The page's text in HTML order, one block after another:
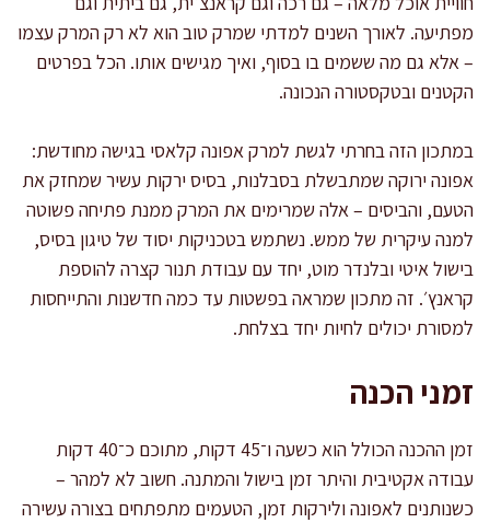
מפתיעה. לאורך השנים למדתי שמרק טוב הוא לא רק המרק עצמו
– אלא גם מה ששמים בו בסוף, ואיך מגישים אותו. הכל בפרטים
הקטנים ובטקסטורה הנכונה.
במתכון הזה בחרתי לגשת למרק אפונה קלאסי בגישה מחודשת:
אפונה ירוקה שמתבשלת בסבלנות, בסיס ירקות עשיר שמחזק את
הטעם, והביסים – אלה שמרימים את המרק ממנת פתיחה פשוטה
למנה עיקרית של ממש. נשתמש בטכניקות יסוד של טיגון בסיס,
בישול איטי ובלנדר מוט, יחד עם עבודת תנור קצרה להוספת
קראנץ׳. זה מתכון שמראה בפשטות עד כמה חדשנות והתייחסות
למסורת יכולים לחיות יחד בצלחת.
זמני הכנה
זמן ההכנה הכולל הוא כשעה ו־45 דקות, מתוכם כ־40 דקות
עבודה אקטיבית והיתר זמן בישול והמתנה. חשוב לא למהר –
כשנותנים לאפונה ולירקות זמן, הטעמים מתפתחים בצורה עשירה